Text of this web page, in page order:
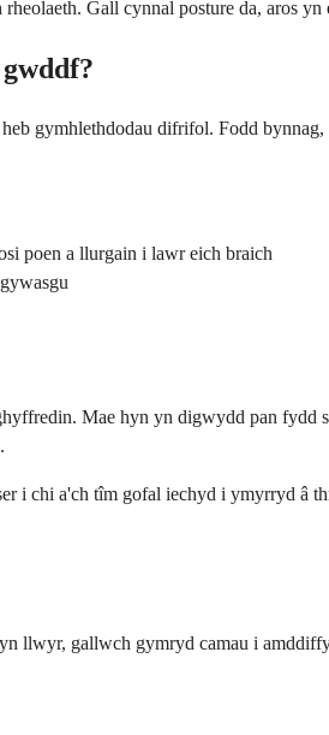
Gall cynnal posture da, aros
gymhlethdodau difrifol. Fodd
poen a llurgain i lawr eich braich
Mae hyn yn digwydd pan fydd
i chi a'ch tîm gofal iechyd i ymyrryd â
llwyr, gallwch gymryd camau i